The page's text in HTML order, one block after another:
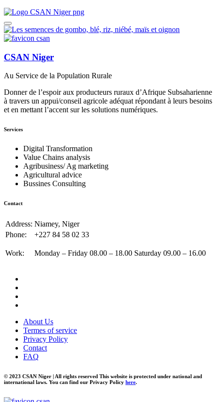
CSAN Niger
Au Service de la Population Rurale
Donner de l’espoir aux producteurs ruraux d’Afrique Subsaharienne
à travers un appui/conseil agricole adéquat répondant à leurs besoins
et en mettant l’accent sur les solutions numériques.
Services
Digital Transformation
Value Chains analysis
Agribusiness/ Ag marketing
Agricultural advice
Bussines Consulting
Contact
Address: Niamey, Niger
Phone:
+227 84 58 02 33
Work: Monday – Friday 08.00 – 18.00 Saturday 09.00 – 16.00
About Us
Termes of service
Privacy Policy
Contact
FAQ
© 2023 CSAN Niger | All rights reserved This website is protected under national and
international laws. You can find our Privacy Policy here.